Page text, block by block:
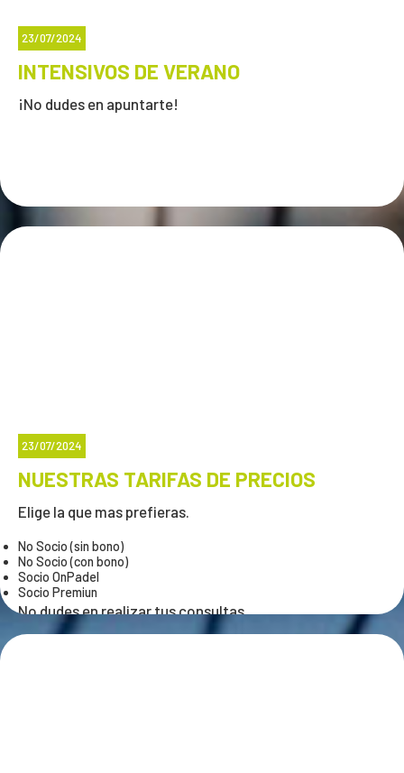
23/07/2024
INTENSIVOS DE VERANO
¡No dudes en apuntarte!
23/07/2024
NUESTRAS TARIFAS DE PRECIOS
Elige la que mas prefieras.
No Socio (sin bono)
No Socio (con bono)
Socio OnPadel
Socio Premiun
No dudes en realizar tus consultas.